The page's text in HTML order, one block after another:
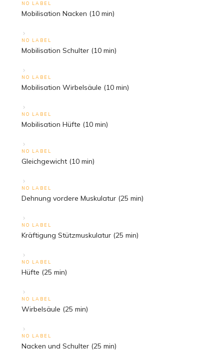
NO LABEL
Mobilisation Nacken (10 min)
NO LABEL
Mobilisation Schulter (10 min)
NO LABEL
Mobilisation Wirbelsäule (10 min)
NO LABEL
Mobilisation Hüfte (10 min)
NO LABEL
Gleichgewicht (10 min)
NO LABEL
Dehnung vordere Muskulatur (25 min)
NO LABEL
Kräftigung Stützmuskulatur (25 min)
NO LABEL
Hüfte (25 min)
NO LABEL
Wirbelsäule (25 min)
NO LABEL
Nacken und Schulter (25 min)